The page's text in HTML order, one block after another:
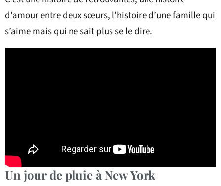
d’amour entre deux sœurs, l’histoire d’une famille qui
s’aime mais qui ne sait plus se le dire.
Un jour de pluie à New York